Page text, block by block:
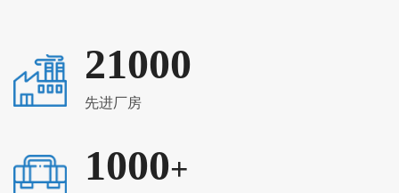
公司拥有先进的生产设备和专业的技术团队，依靠科技进
步不断创新。我们坚信，产品质量就是企业的生命。我们
新，以优质的产品、优惠的价格和满意的服务，不断为客
户创造价值。热忱欢迎新老客户参观指导，共创辉煌。
21000
先进厂房
1000+